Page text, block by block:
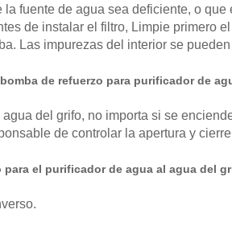
fuente de agua sea deficiente, o
de instalar el filtro, Limpie primero
Las impurezas del interior se
de refuerzo para purificador de
del grifo, no importa si se
de controlar la apertura y
el purificador de agua al agua del